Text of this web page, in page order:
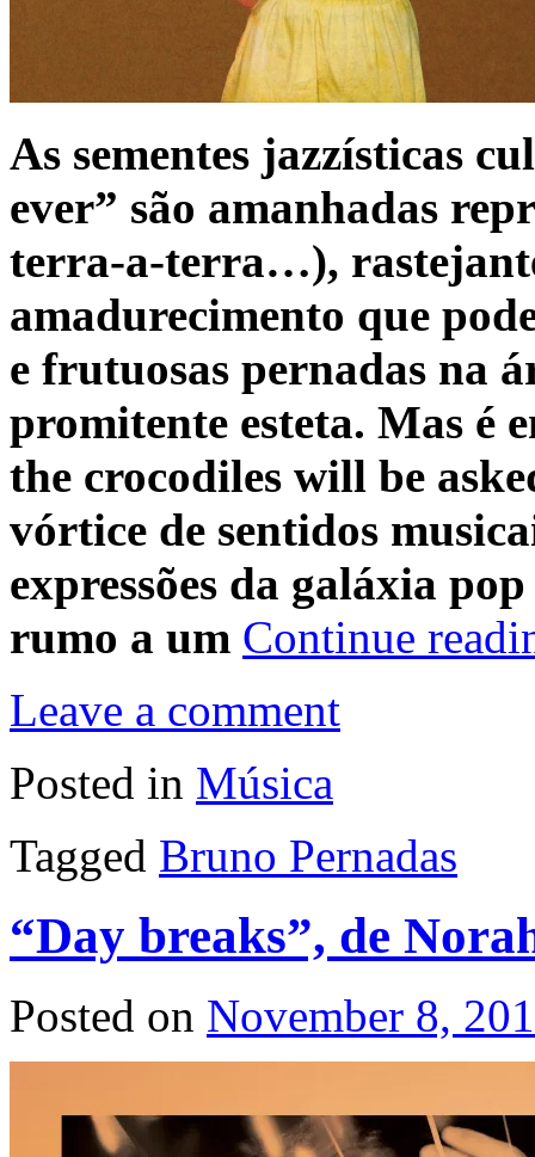
As sementes jazzísticas
ever” são amanhadas
terra-a-terra…),
amadurecimento que
e frutuosas pernadas na
promitente esteta. Mas é
the crocodiles will be
vórtice de sentidos
expressões da galáxia
rumo a um Continue
Leave a comment
Posted in Música
Tagged Bruno Pernadas
“Day breaks”, de
Posted on November 8,